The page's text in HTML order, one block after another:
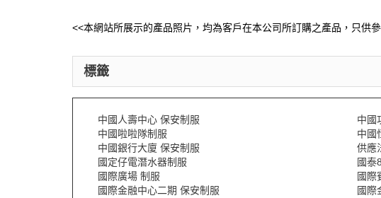
<<本網站所展示的產品照片，均為客戶在本公司所訂購之產品，只供
標籤
中國人壽中心 保安制服 中國
中國啦啦隊制服
中國
中國銀行大廈 保安制服
供應
國定仔電潛水器制服
國泰
國際廣場 制服
國際
國際金融中心二期 保安制服
國際